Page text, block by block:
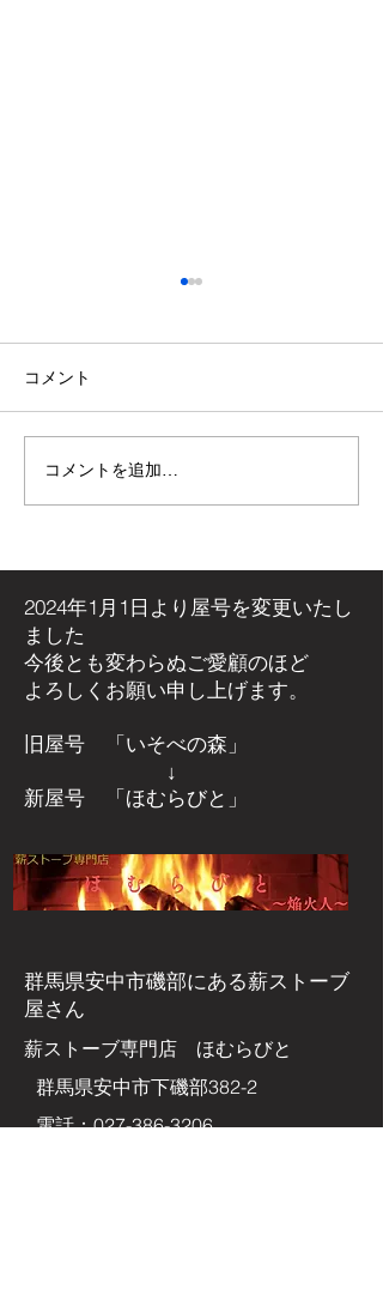
【施工事例】木の温もり
溢れる新築住宅に「メト
コメント
コメントを追加…
2024年1月1日より屋号を変更いたし
ました
今後とも変わらぬご愛顧のほど
よろしくお願い申し上げます。
旧屋号 「いそべの森」
↓
新屋号 「ほむらびと」
群馬県安中市磯部にある薪ストーブ
屋さん
​薪ストーブ専門店 ほむらびと
群馬県安中市下磯部382-2
電話：027-386-3206